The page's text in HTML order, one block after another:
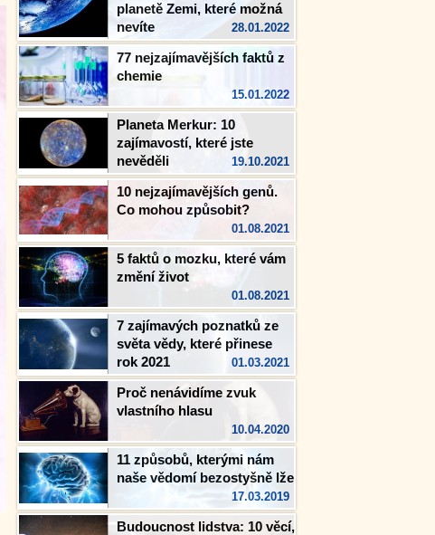
planetě Zemi, které možná
nevíte
28.01.2022
77 nejzajímavějších faktů z
chemie
15.01.2022
Planeta Merkur: 10
zajímavostí, které jste
nevěděli
19.10.2021
10 nejzajímavějších genů.
Co mohou způsobit?
01.08.2021
5 faktů o mozku, které vám
změní život
01.08.2021
7 zajímavých poznatků ze
světa vědy, které přinese
rok 2021
01.03.2021
Proč nenávidíme zvuk
vlastního hlasu
10.04.2020
11 způsobů, kterými nám
naše vědomí bezostyšně lže
17.03.2019
Budoucnost lidstva: 10 věcí,